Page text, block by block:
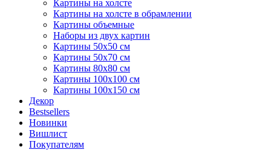
Картины на холсте
Картины на холсте в обрамлении
Картины объемные
Наборы из двух картин
Картины 50х50 см
Картины 50х70 см
Картины 80х80 см
Картины 100х100 см
Картины 100х150 см
Декор
Bestsellers
Новинки
Вишлист
Покупателям